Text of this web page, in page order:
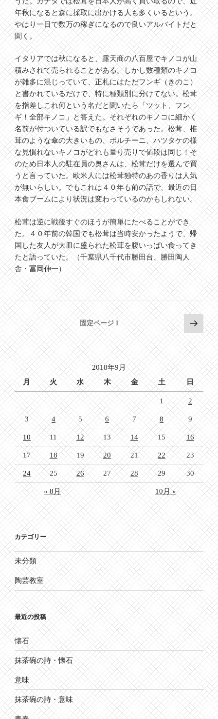
年秋になると森に採取に出かける人も多くいるという。
やはり一日で数万の稼ぎになるので良いアルバイトだと
聞く。
イタリアでは秋になると、露天商の八百屋でキノコが山
積みされて売られることがある。しかし数種類のキノコ
が雑多に混じっていて、正札にはただフンギ（きのこ）
と書かれているだけで、特に種類別に分けてない。松茸
を指差しこれ何という名だと聞いたら「ツット、フン
ギ！全部キノコ」と答えた。それぞれのキノコに細かく
名前が付ついている訳でもなさそうであった。松茸、椎
茸のような傘の大きいもの、ポルチーニ、ハツタケの様
な見慣れないキノコがどれも量り売りで値段は同じ！そ
のため日本人の駐在員の奥さんは、松茸だけを選んで買
うと言っていた。欧米人には松茸独特のあの香りは人気
が無いらしい。でもこれは４０年も前の話で、最近の日
本食ブームにより状況は変わっているのかもしれない。
松茸は逆に戦後すぐのほうが簡単にたべることができ
た。４０年前の韓国でも松茸は当時安かったようで、帰
国した友人が大皿に盛られた松茸を腹いっぱい食ってき
たと語っていた。（千葉県八千代市勝田台、勝田陶人
舎・冨岡伸一）
投
稿
の
ペ
ー
ジ
送
り
固定ページ1
次
の
ペ
ー
ジ
2018年9月
月
火 水 木 金 土 日
1 2
3 4 5 6 7 8 9
10 11 12 13 14 15 16
17 18 19 20 21 22 23
24 25 26 27 28 29 30
« 8月 10月 »
カテゴリー
未分類
陶芸教室
最近の投稿
懐石
抹茶碗の詩・懐石
意味
抹茶碗の詩・意味